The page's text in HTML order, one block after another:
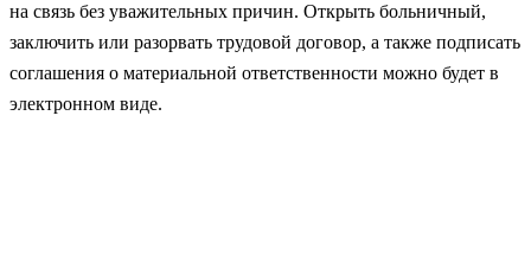
на связь без уважительных причин. Открыть больничный,
заключить или разорвать трудовой договор, а также подписать
соглашения о материальной ответственности можно будет в
электронном виде.